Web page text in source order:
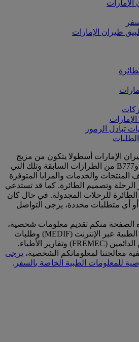
طيران الإمارات
تبادل الرموز
الإمارات أسطولا يتكون من مزيج
من طائرات A380 وA350 وB777 من الطرازات السابقة وتلك التي
المنتجات والخدمات والمزايا المتوفرة
وتصميم الطائرة. كما قد تستدعي
الطائرة للرحلات المجدولة. في حال كان
أو أي متطلبات محددة، يرجى التواصل
منكم تقديم معلومات شخصية،
بما في ذلك عبر الاستمارة الطبية عبر الإنترنت (MEDIF) وطلبات
البطاقة الطبية للمسافرين الدائمين (FREMEC) وتقارير الأطباء.
معالجتنا لمعلوماتكم الشخصية، يرجى
للمعلومات الطبية الخاصة بالسفر .